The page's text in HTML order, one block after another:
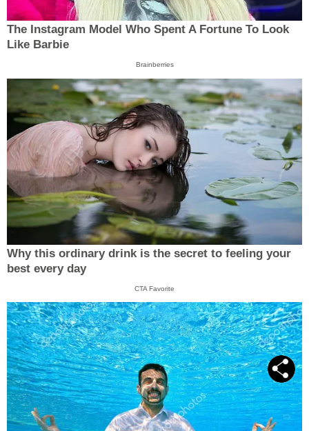
The Instagram Model Who Spent A Fortune To Look
Like Barbie
Brainberries
Why this ordinary drink is the secret to feeling your
best every day
CTA Favorite